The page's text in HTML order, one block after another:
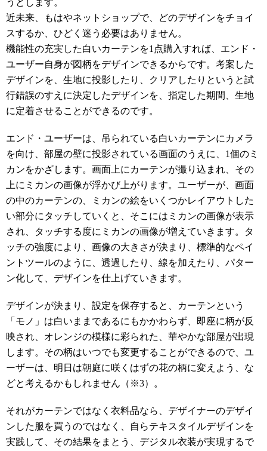
うとします。
近未来、もはやネットショップで、どのデザインをチョイ
スするか、ひどく迷う必要はありません。
機能性の充実した白いカーテンを1点購入すれば、エンド・
ユーザー自身が図柄をデザインできるからです。考案した
デザインを、生地に投影したり、クリアしたりというと試
行錯誤のすえに決定したデザインを、指定した期間、生地
に定着させることができるのです。
エンド・ユーザーは、吊られている白いカーテンにカメラ
を向け、部屋の壁に投影されている画面のうえに、1個のミ
カンをかざします。画面上にカーテンが撮り込まれ、その
上にミカンの画像が浮かび上がります。ユーザーが、画面
の中のカーテンの、ミカンの絵をいくつかレイアウトした
い部分にタッチしていくと、そこにはミカンの画像が表示
され、タッチする度にミカンの画像が増えていきます。タ
ッチの強度により、画像の大きさが決まり、標準的なペイ
ントツールのように、透過したり、線を加えたり、パター
ン化して、デザインを仕上げていきます。
デザインが決まり、設定を保存すると、カーテンという
「モノ」は白いままであるにもかかわらず、即座に柄が反
映され、オレンジの模様に彩られた、華やかな部屋が出現
します。その柄はいつでも変更することができるので、ユ
ーザーは、明日は朝庭に咲くはずの花の柄に変えよう、な
どと考えるかもしれません（※3）。
それがカーテンではなく衣料品なら、デザイナーのデザイ
ンした服を買うのではなく、自らテキスタイルデザインを
実践して、その結果をまとう、デジタル衣装が実現するで